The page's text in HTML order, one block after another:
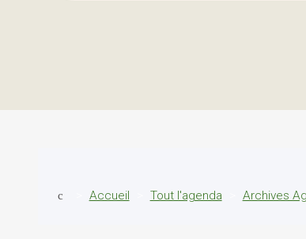
Accueil Tout l'agenda Archives